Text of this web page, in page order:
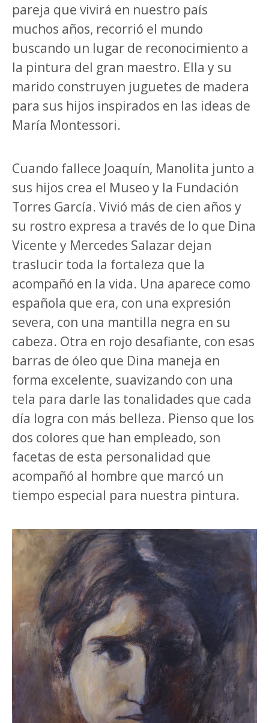
pareja que vivirá en nuestro país
muchos años, recorrió el mundo
buscando un lugar de reconocimiento a
la pintura del gran maestro. Ella y su
marido construyen juguetes de madera
para sus hijos inspirados en las ideas de
María Montessori.
Cuando fallece Joaquín, Manolita junto a
sus hijos crea el Museo y la Fundación
Torres García. Vivió más de cien años y
su rostro expresa a través de lo que Dina
Vicente y Mercedes Salazar dejan
traslucir toda la fortaleza que la
acompañó en la vida. Una aparece como
española que era, con una expresión
severa, con una mantilla negra en su
cabeza. Otra en rojo desafiante, con esas
barras de óleo que Dina maneja en
forma excelente, suavizando con una
tela para darle las tonalidades que cada
día logra con más belleza. Pienso que los
dos colores que han empleado, son
facetas de esta personalidad que
acompañó al hombre que marcó un
tiempo especial para nuestra pintura.